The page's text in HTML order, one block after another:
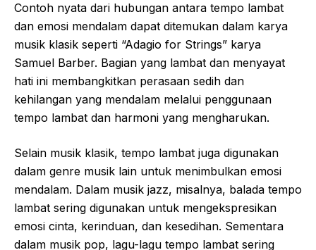
Contoh nyata dari hubungan antara tempo lambat
dan emosi mendalam dapat ditemukan dalam karya
musik klasik seperti “Adagio for Strings” karya
Samuel Barber. Bagian yang lambat dan menyayat
hati ini membangkitkan perasaan sedih dan
kehilangan yang mendalam melalui penggunaan
tempo lambat dan harmoni yang mengharukan.
Selain musik klasik, tempo lambat juga digunakan
dalam genre musik lain untuk menimbulkan emosi
mendalam. Dalam musik jazz, misalnya, balada tempo
lambat sering digunakan untuk mengekspresikan
emosi cinta, kerinduan, dan kesedihan. Sementara
dalam musik pop, lagu-lagu tempo lambat sering